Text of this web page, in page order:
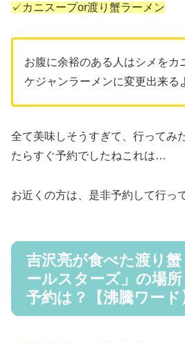
✓カニスープor渡り蟹ラーメン
お腹に余裕のある人はシメをカ
ケジャンラーメンに変更出来る
全て美味しそうすぎて、行ってみ
たらすぐ予約でしたねこれは…
お近くの方は、是非予約して行っ
吉沢亮が食べた渡り
ールスターズ」の場所
予約は？【沸騰ワー